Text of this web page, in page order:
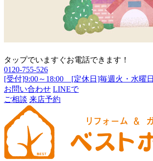
タップでいますぐお電話できます！
0120-755-526
[受付]9:00～18:00 [定休日]毎週火・水曜日
お問い合わせ LINEで
ご相談 来店予約